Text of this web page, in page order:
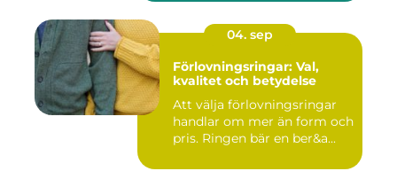
04. sep
Förlovningsringar: Val,
kvalitet och betydelse
Att välja förlovningsringar
handlar om mer än form och
pris. Ringen bär en ber&a...